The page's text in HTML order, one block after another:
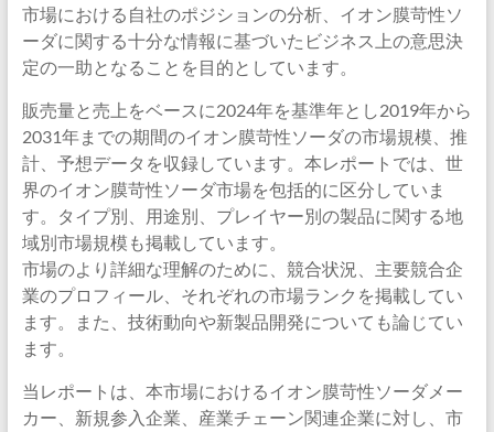
市場における自社のポジションの分析、イオン膜苛性ソ
ーダに関する十分な情報に基づいたビジネス上の意思決
定の一助となることを目的としています。
販売量と売上をベースに2024年を基準年とし2019年から
2031年までの期間のイオン膜苛性ソーダの市場規模、推
計、予想データを収録しています。本レポートでは、世
界のイオン膜苛性ソーダ市場を包括的に区分していま
す。タイプ別、用途別、プレイヤー別の製品に関する地
域別市場規模も掲載しています。
市場のより詳細な理解のために、競合状況、主要競合企
業のプロフィール、それぞれの市場ランクを掲載してい
ます。また、技術動向や新製品開発についても論じてい
ます。
当レポートは、本市場におけるイオン膜苛性ソーダメー
カー、新規参入企業、産業チェーン関連企業に対し、市